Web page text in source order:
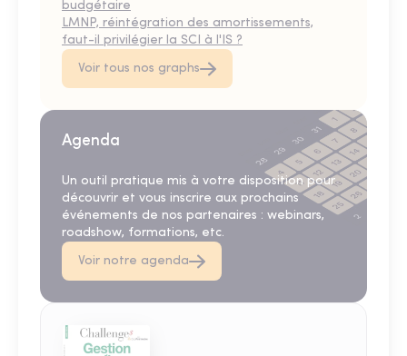
budgétaire
LMNP, réintégration des amortissements,
faut-il privilégier la SCI à l'IS ?
Voir tous nos graphs
Agenda
Un outil pratique mis à votre disposition pour
découvrir et vous inscrire aux prochains
événements de nos partenaires : webinars,
roadshow, formations, etc.
Voir notre agenda